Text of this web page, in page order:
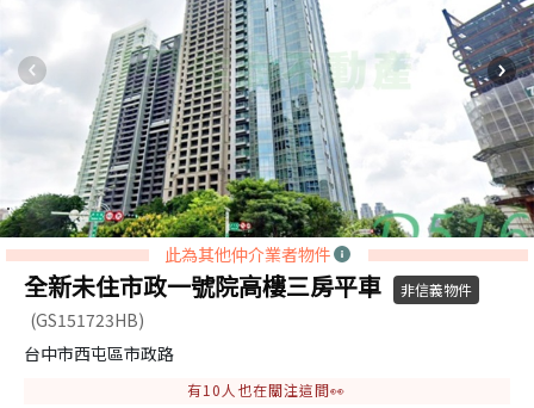
此為其他仲介業者物件
全新未住市政一號院高樓三房平車 非信義物件
(GS151723HB)
台中市西屯區市政路
有10 人也在關注這間👀